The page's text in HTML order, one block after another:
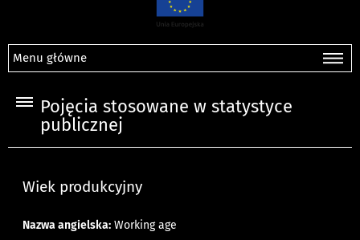
Menu główne
Pojęcia stosowane w statystyce
publicznej
Wiek produkcyjny
Nazwa angielska: Working age